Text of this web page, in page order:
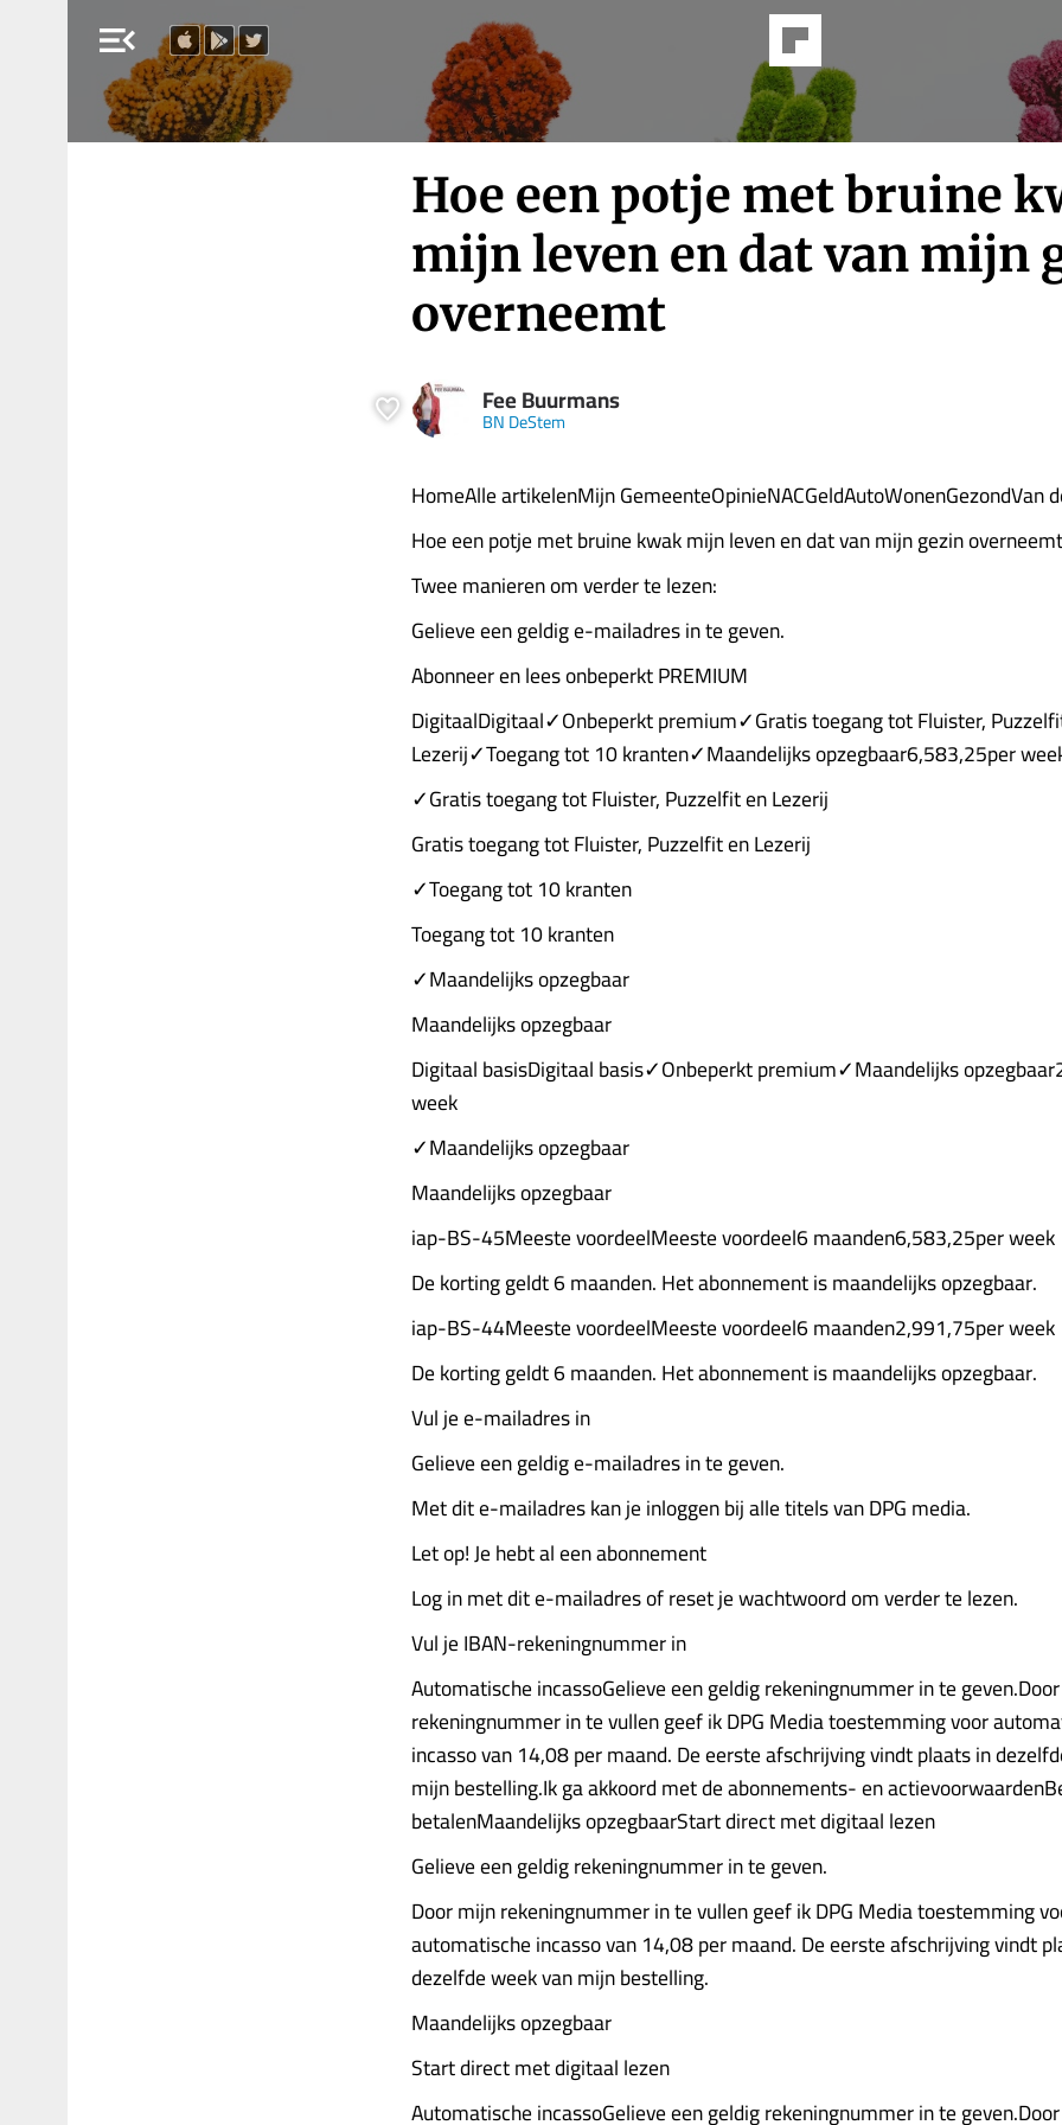
menu_open
Hoe een potje met bruine
mijn leven en dat van mijn
overneemt
Fee Buurmans
BN DeStem
HomeAlle artikelenMijn GemeenteOpinieNACGeldAutoWonenGezondVan
Hoe een potje met bruine kwak mijn leven en dat van mijn gezin overneemt
Twee manieren om verder te lezen:
Gelieve een geldig e-mailadres in te geven.
Abonneer en lees onbeperkt PREMIUM
DigitaalDigitaal✓Onbeperkt premium✓Gratis toegang tot Fluister,
Lezerij✓Toegang tot 10 kranten✓Maandelijks opzegbaar6,583,25per
✓Gratis toegang tot Fluister, Puzzelfit en Lezerij
Gratis toegang tot Fluister, Puzzelfit en Lezerij
✓Toegang tot 10 kranten
Toegang tot 10 kranten
✓Maandelijks opzegbaar
Maandelijks opzegbaar
Digitaal basisDigitaal basis✓Onbeperkt premium✓Maandelijks
week
✓Maandelijks opzegbaar
Maandelijks opzegbaar
iap-BS-45Meeste voordeelMeeste voordeel6 maanden6,583,25per week
De korting geldt 6 maanden. Het abonnement is maandelijks opzegbaar.
iap-BS-44Meeste voordeelMeeste voordeel6 maanden2,991,75per week
De korting geldt 6 maanden. Het abonnement is maandelijks opzegbaar.
Vul je e-mailadres in
Gelieve een geldig e-mailadres in te geven.
Met dit e-mailadres kan je inloggen bij alle titels van DPG media.
Let op! Je hebt al een abonnement
Log in met dit e-mailadres of reset je wachtwoord om verder te lezen.
Vul je IBAN-rekeningnummer in
Automatische incassoGelieve een geldig rekeningnummer in te
rekeningnummer in te vullen geef ik DPG Media toestemming voor
incasso van 14,08 per maand. De eerste afschrijving vindt plaats in
mijn bestelling.Ik ga akkoord met de abonnements- en
betalenMaandelijks opzegbaarStart direct met digitaal lezen
Gelieve een geldig rekeningnummer in te geven.
Door mijn rekeningnummer in te vullen geef ik DPG Media toestemming
automatische incasso van 14,08 per maand. De eerste afschrijving vindt
dezelfde week van mijn bestelling.
Maandelijks opzegbaar
Start direct met digitaal lezen
Automatische incassoGelieve een geldig rekeningnummer in te